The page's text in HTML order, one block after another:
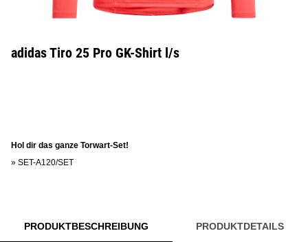
adidas Tiro 25 Pro GK-Shirt l/s
Hol dir das ganze Torwart-Set!
» SET-A120/SET
PRODUKTBESCHREIBUNG PRODUKTDETAILS